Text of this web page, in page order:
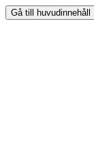
Gå till huvudinnehåll